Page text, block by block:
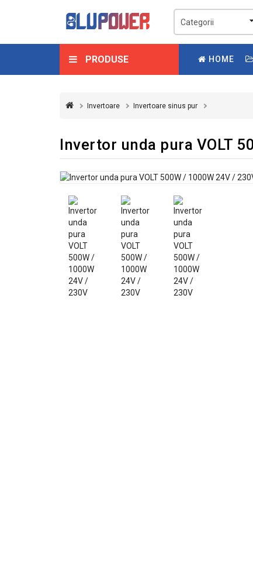
PRODUSE HOME
Invertoare Invertoare sinus pur
Invertor unda pura VOLT